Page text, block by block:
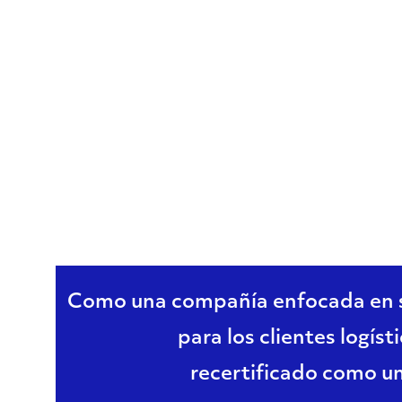
merecedor
Como una compañía enfocada
para los clientes
recertificado como